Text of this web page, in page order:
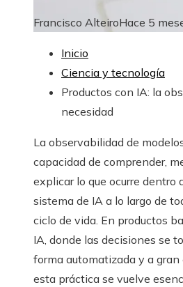
Francisco AlteiroHace 5
Inicio
Ciencia y tecnología
Productos con IA: la
necesidad
La observabilidad de
capacidad de comprender,
explicar lo que ocurre dentro
sistema de IA a lo largo de
ciclo de vida. En productos
IA, donde las decisiones se
forma automatizada y a gran
esta práctica se vuelve